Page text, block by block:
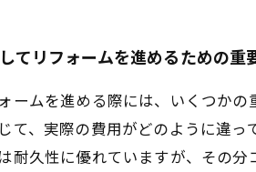
てリフォームを進めるための重
ームを進める際には、いくつか
て、実際の費用がどのように違
耐久性に優れていますが、その